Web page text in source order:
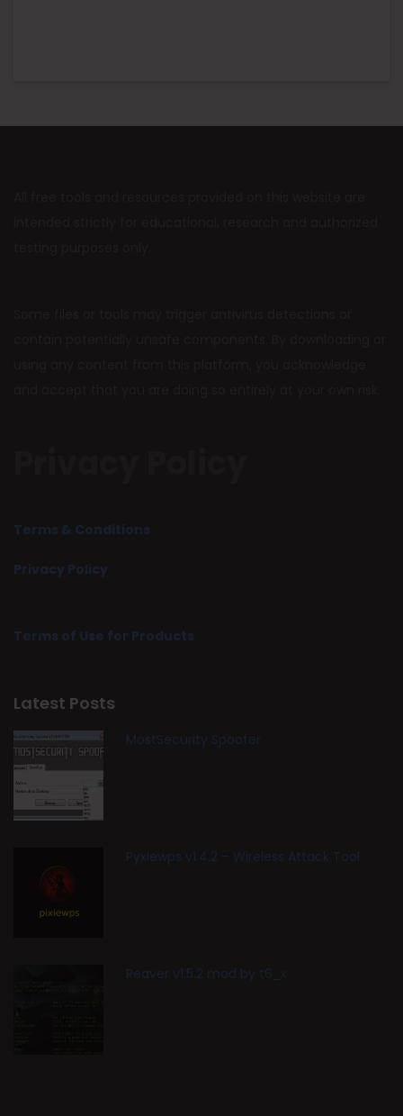
Terms & Conditions
Privacy Policy
Terms of Use for Products
Latest Posts
MostSecurity Spoofer
Pyxiewps v1.4.2 – Wireless Attack Tool
Reaver v1.5.2 mod by t6_x